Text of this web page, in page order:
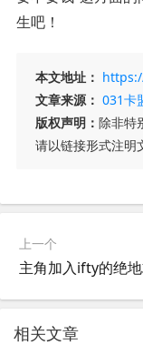
生吧！
本文地址：
文章来源： 031卡
版权声明： 除非特
请以链接形式注明
上一个
相关文章